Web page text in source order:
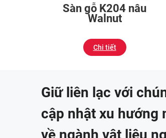
Sàn gỗ K204 nâu
Walnut
Chi tiết
Giữ liên lạc với
cập nhật xu hướng